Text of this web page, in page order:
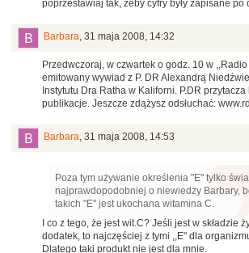
poprzestawiaj tak, żeby cyfry były zapisane po
Barbara, 31 maja 2008, 14:32
Przedwczoraj, w czwartek o godz. 10 w
emitowany wywiad z P. DR Alexandrą
Instytutu Dra Ratha w Kaliforni. P.DR
publikacje. Jeszcze zdążysz odsłuchać:
Barbara, 31 maja 2008, 14:53
Poza tym używanie określenia "E" tylko
najprawdopodobniej o niewiedzy Barbary,
takich "E" jest ukochana witamina C.
I co z tego, że jest wit.C? Jeśli jest w składzie
dodatek, to najczęściej z tymi ,,E" dla
Dlatego taki produkt nie jest dla mnie.